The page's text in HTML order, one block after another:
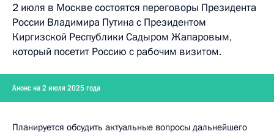
2 июля в Москве состоятся переговоры Президента
России Владимира Путина с Президентом
Киргизской Республики Садыром Жапаровым,
который посетит Россию с рабочим визитом.
Анонс на 2 июля 2025 года
Планируется обсудить актуальные вопросы дальнейшего